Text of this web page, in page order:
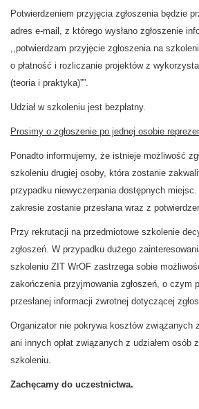
Potwierdzeniem przyjęcia zgłoszenia będzie
adres e-mail, z którego wysłano zgłoszenie
,,potwierdzam przyjęcie zgłoszenia na
o płatność i rozliczanie projektów z
(teoria i praktyka)””.
Udział w szkoleniu jest bezpłatny.
Prosimy o zgłoszenie po jednej osobie
Ponadto informujemy, że istnieje możliwość
szkoleniu drugiej osoby, która zostanie
przypadku niewyczerpania dostępnych
zakresie zostanie przesłana wraz z
Przy rekrutacji na przedmiotowe szkolenie
zgłoszeń. W przypadku dużego
szkoleniu ZIT WrOF zastrzega sobie
zakończenia przyjmowania zgłoszeń, o czym
przesłanej informacji zwrotnej dotyczącej
Organizator nie pokrywa kosztów związanych
ani innych opłat związanych z udziałem osób
szkoleniu.
Zachęcamy do uczestnictwa.